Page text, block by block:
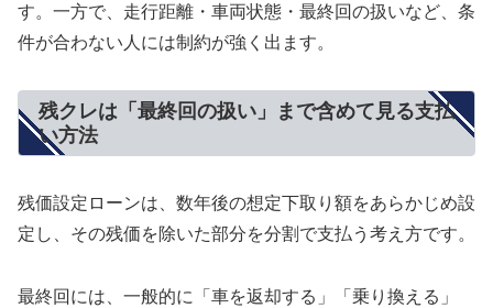
す。一方で、走行距離・車両状態・最終回の扱いなど、条
件が合わない人には制約が強く出ます。
残クレは「最終回の扱い」まで含めて見る支払
い方法
残価設定ローンは、数年後の想定下取り額をあらかじめ設
定し、その残価を除いた部分を分割で支払う考え方です。
最終回には、一般的に「車を返却する」「乗り換える」